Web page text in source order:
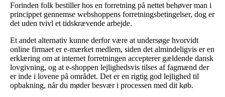
Forinden folk bestiller hos en forretning på nettet behøver man i
princippet gennemse webshoppens forretningsbetingelser, dog er
det uden tvivl et tidskrævende arbejde.
Et andet alternativ kunne derfor være at undersøge hvorvidt
online firmaet er e-mærket medlem, siden det almindeligvis er en
erklæring om at internet forretningen accepterer gældende dansk
lovgivning, og at e-shoppen lejlighedsvis tilses af fagmænd der
er inde i lovene på området. Det er en rigtig god lejlighed til
opbakning, når du møder besvær i processen med dit køb.